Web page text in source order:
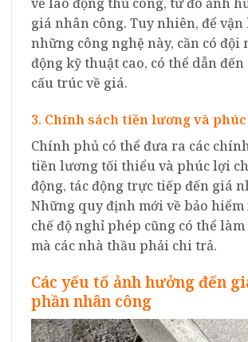
giá nhân công. Tuy nhiên, để
những công nghệ này, cần có đội
động kỹ thuật cao, có thể dẫn
cấu trúc về giá.
3. Chính sách tiền lương và
Chính phủ có thể đưa ra các
tiền lương tối thiểu và phúc lợi
động, tác động trực tiếp đến giá
Những quy định mới về bảo hiểm
chế độ nghỉ phép cũng có thể
mà các nhà thầu phải chi trả.
Các yếu tố ảnh hưởng đến
phần nhân công